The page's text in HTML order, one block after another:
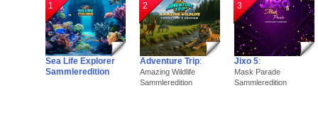
1
Sea Life Explorer
Sammleredition
2
Adventure Trip:
Amazing Wildlife
Sammleredition
3
Jixo 5:
Mask Parade
Sammleredition